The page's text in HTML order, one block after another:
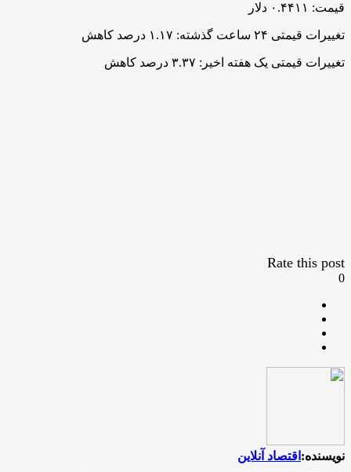
قیمت: ۰.۴۴۱۱ دلار
تغییرات قیمتی ۲۴ ساعت گذشته: ۱.۱۷ درصد کاهش
تغییرات قیمتی یک هفته اخیر: ۳.۳۷ درصد کاهش
Rate this post
0
نویسنده: اقتصاد آنلاین